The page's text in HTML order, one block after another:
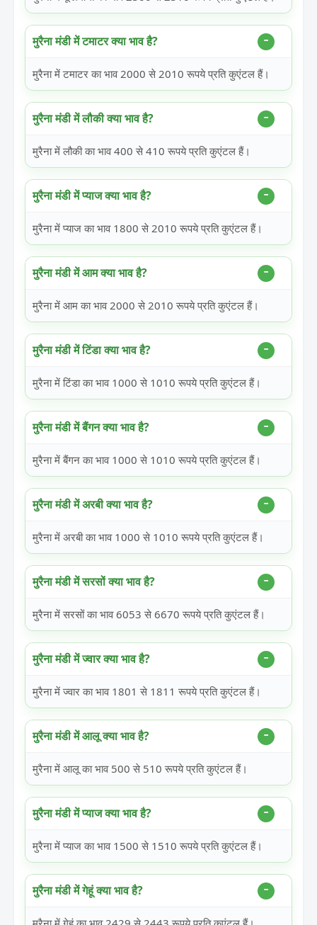
मुरैना मंडी में टमाटर क्या भाव है?
मुरैना में टमाटर का भाव 2000 से 2010 रूपये प्रति कुएंटल हैं।
मुरैना मंडी में लौकी क्या भाव है?
मुरैना में लौकी का भाव 400 से 410 रूपये प्रति कुएंटल हैं।
मुरैना मंडी में प्याज क्या भाव है?
मुरैना में प्याज का भाव 1800 से 2010 रूपये प्रति कुएंटल हैं।
मुरैना मंडी में आम क्या भाव है?
मुरैना में आम का भाव 2000 से 2010 रूपये प्रति कुएंटल हैं।
मुरैना मंडी में टिंडा क्या भाव है?
मुरैना में टिंडा का भाव 1000 से 1010 रूपये प्रति कुएंटल हैं।
मुरैना मंडी में बैंगन क्या भाव है?
मुरैना में बैंगन का भाव 1000 से 1010 रूपये प्रति कुएंटल हैं।
मुरैना मंडी में अरबी क्या भाव है?
मुरैना में अरबी का भाव 1000 से 1010 रूपये प्रति कुएंटल हैं।
मुरैना मंडी में सरसों क्या भाव है?
मुरैना में सरसों का भाव 6053 से 6670 रूपये प्रति कुएंटल हैं।
मुरैना मंडी में ज्वार क्या भाव है?
मुरैना में ज्वार का भाव 1801 से 1811 रूपये प्रति कुएंटल हैं।
मुरैना मंडी में आलू क्या भाव है?
मुरैना में आलू का भाव 500 से 510 रूपये प्रति कुएंटल हैं।
मुरैना मंडी में प्याज क्या भाव है?
मुरैना में प्याज का भाव 1500 से 1510 रूपये प्रति कुएंटल हैं।
मुरैना मंडी में गेहूं क्या भाव है?